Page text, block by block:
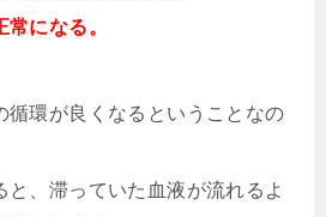
常になる。
循環が良くなるということなの
と、滞っていた血液が流れるよ